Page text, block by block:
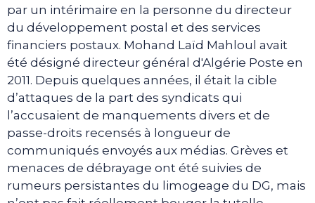
par un intérimaire en la personne du directeur
du développement postal et des services
financiers postaux. Mohand Laïd Mahloul avait
été désigné directeur général d'Algérie Poste en
2011. Depuis quelques années, il était la cible
d’attaques de la part des syndicats qui
l’accusaient de manquements divers et de
passe-droits recensés à longueur de
communiqués envoyés aux médias. Grèves et
menaces de débrayage ont été suivies de
rumeurs persistantes du limogeage du DG, mais